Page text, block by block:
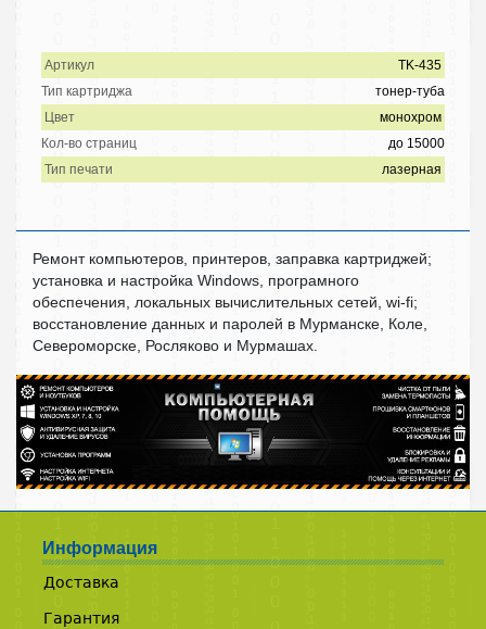
Артикул
TK-435
Тип картриджа
тонер-туба
Цвет
монохром
Кол-во страниц
до 15000
Тип печати
лазерная
Ремонт компьютеров, принтеров, заправка картриджей;
установка и настройка Windows, програмного
обеспечения, локальных вычислительных сетей, wi-fi;
восстановление данных и паролей в Мурманске, Коле,
Североморске, Росляково и Мурмашах.
Информация
Доставка
Гарантия